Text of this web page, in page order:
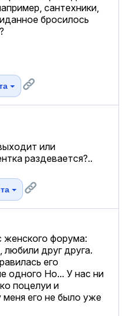
сантехники,
бросилось
или
раздевается?..
женского форума:
любили друг друга.
его
одного Но... У нас ни
поцелуи и
меня его не было уже